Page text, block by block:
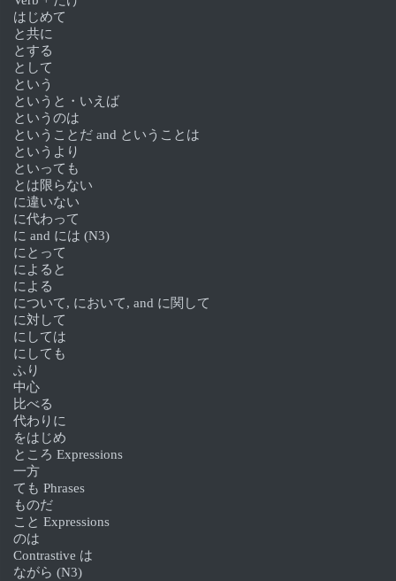
はじめて
と共に
とする
として
という
というと・いえば
というのは
ということだ and ということは
というより
といっても
とは限らない
に違いない
に代わって
に and には (N3)
にとって
によると
による
について, において, and に関して
に対して
にしては
にしても
ふり
中心
比べる
代わりに
をはじめ
ところ Expressions
一方
ても Phrases
ものだ
こと Expressions
のは
Contrastive は
ながら (N3)